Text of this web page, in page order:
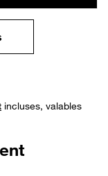
incluses, valables